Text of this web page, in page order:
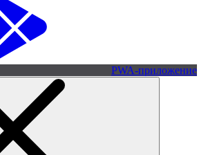
PWA-приложение